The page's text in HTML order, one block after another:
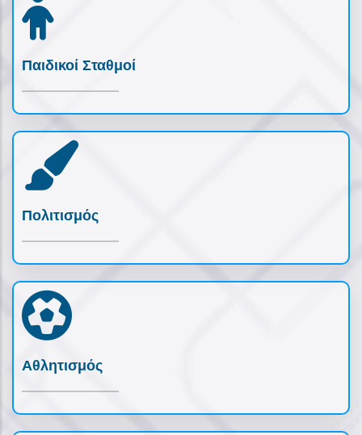
Παιδικοί Σταθμοί
Πολιτισμός
Αθλητισμός